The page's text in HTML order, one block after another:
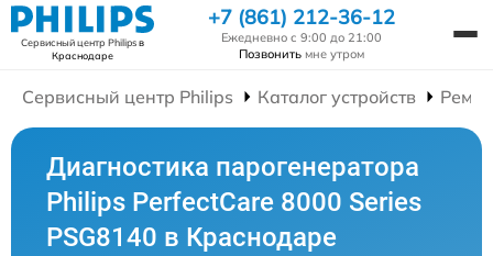
Сервисный центр Philipsв
Краснодаре
+7 (861) 212-36-12
Ежедневно с 9:00 до 21:00
Позвонить мне утром
Сервисный центр Philips Каталог устройств
Диагностика парогенератора
Philips PerfectCare 8000 Series
PSG8140 в Краснодаре